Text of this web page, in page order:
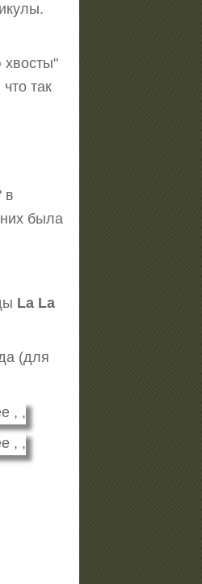
хвосты"
так
в
была
La La
(для